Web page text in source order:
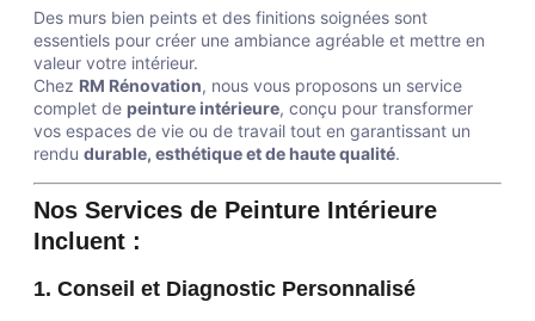
Des murs bien peints et des finitions soignées sont
essentiels pour créer une ambiance agréable et mettre en
valeur votre intérieur.
Chez RM Rénovation, nous vous proposons un service
complet de peinture intérieure, conçu pour transformer
vos espaces de vie ou de travail tout en garantissant un
rendu durable, esthétique et de haute qualité.
Nos Services de Peinture Intérieure
Incluent :
1. Conseil et Diagnostic Personnalisé